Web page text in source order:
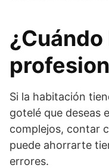
Si la habitación
gotelé que deseas
complejos, contar
puede ahorrarte
errores.